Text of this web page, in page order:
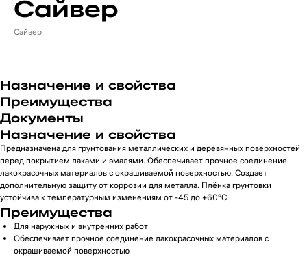
Сайвер
Сайвер
Назначение и свойства
Преимущества
Документы
Назначение и свойства
Предназначена для грунтования металлических и деревянных поверхностей
перед покрытием лаками и эмалями. Обеспечивает прочное соединение
лакокрасочных материалов с окрашиваемой поверхностью. Создает
дополнительную защиту от коррозии для металла. Плёнка грунтовки
устойчива к температурным изменениям от -45 до +60°С
Преимущества
Для наружных и внутренних работ
Обеспечивает прочное соединение лакокрасочных материалов с
окрашиваемой поверхностью